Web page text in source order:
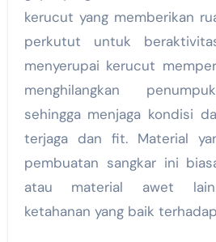
kerucut yang memberikan
perkutut untuk
menyerupai kerucut
menghilangkan
sehingga menjaga kondisi
terjaga dan fit. Material
pembuatan sangkar ini
atau material awet
ketahanan yang baik